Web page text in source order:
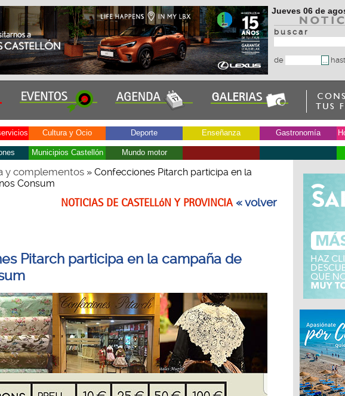
Jueves 06 de
b u s c a r
de
Cultura y Ocio Deporte Enseñanza Gastronomía
Municipios Castellón Mundo motor
y complementos» Confecciones Pitarch participa en la
Consum
NOTICIAS DE CASTELLóN Y PROVINCIA« volver
Pitarch participa en la campaña de